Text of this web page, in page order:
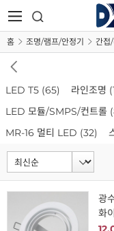
홈 조명/램프/안정기 간접
LED T5 (65) 라인조명
LED 모듈/SMPS/컨트롤
MR-16 멀티 LED (32)
광
화